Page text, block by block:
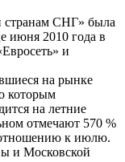
странам СНГ» была
июня 2010 года в
и
на рынке
которым
на летние
отмечают 570 %
отношению к июлю.
и Московской